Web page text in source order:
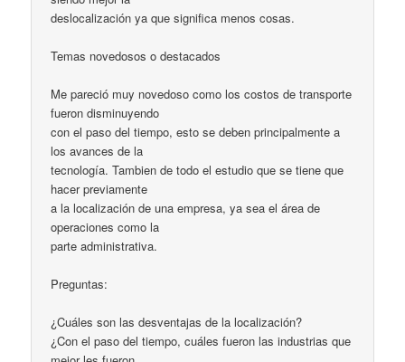
deslocalización ya que significa menos cosas.
Temas novedosos o destacados
Me pareció muy novedoso como los costos de transporte
fueron disminuyendo
con el paso del tiempo, esto se deben principalmente a
los avances de la
tecnología. Tambien de todo el estudio que se tiene que
hacer previamente
a la localización de una empresa, ya sea el área de
operaciones como la
parte administrativa.
Preguntas:
¿Cuáles son las desventajas de la localización?
¿Con el paso del tiempo, cuáles fueron las industrias que